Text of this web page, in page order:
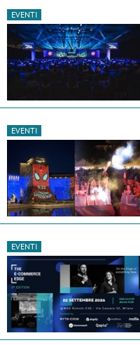
EVENTI
EVENTI
EVENTI